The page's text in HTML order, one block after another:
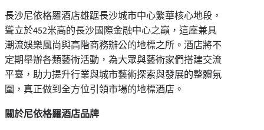
長沙尼依格羅酒店雄踞長沙城市中心繁華核心地段，
聳立於452米高的長沙國際金融中心之巔，這座兼具
潮流娛樂風尚與高階商務辦公的地標之所。酒店將不
定期舉辦各類藝術活動，為大眾與藝術家們搭建交流
平臺，助力提升行業與城市藝術探索與發展的整體氛
圍，真正做到全方位引領市場的地標酒店。
關於尼依格羅酒店品牌